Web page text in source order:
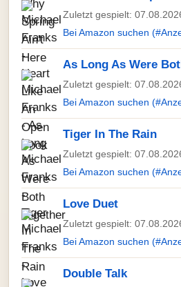
Zuletzt gespielt:
Bei Amazon suchen
As Long As Were
Zuletzt gespielt:
Bei Amazon suchen
Tiger In The Rain
Zuletzt gespielt:
Bei Amazon suchen
Love Duet
Zuletzt gespielt:
Bei Amazon suchen
Double Talk